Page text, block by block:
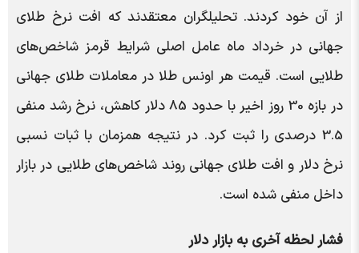
از آن خود کردند. تحلیلگران معتقدند که افت نرخ طلای
جهانی در خرداد ماه عامل اصلی شرایط قرمز شاخص‌های
طلایی است. قیمت هر اونس طلا در معاملات طلای جهانی
در بازه 30 روز اخیر با حدود 85 دلار کاهش، نرخ رشد منفی
3.5 درصدی را ثبت کرد. در نتیجه همزمان با ثبات نسبی
نرخ دلار و افت طلای جهانی روند شاخص‌های طلایی در بازار
داخل منفی شده است.
فشار لحظه آخری به بازار دلار